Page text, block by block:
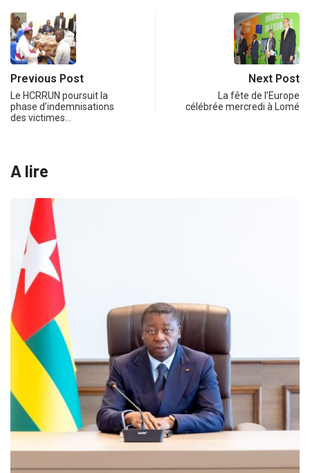
Previous Post
Le HCRRUN poursuit la
phase d’indemnisations
des victimes…
Next Post
La fête de l’Europe
célébrée mercredi à Lomé
A lire
MÉDIAS
Fin du programme CIPCC